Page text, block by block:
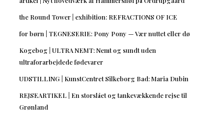
the Round Tower | exhibition: REFRACTIONS OF ICE
for børn | TEGNESERIE: Pony Pony — Vær nuttet eller dø
Kogebog | ULTRA NEMT: Nemt og sundt uden
ultraforarbejdede fødevarer
UDSTILLING | KunstCentret Silkeborg Bad: Maria Dubin
REJSEARTIKEL | En storslået og tankevækkende rejse til
Grønland